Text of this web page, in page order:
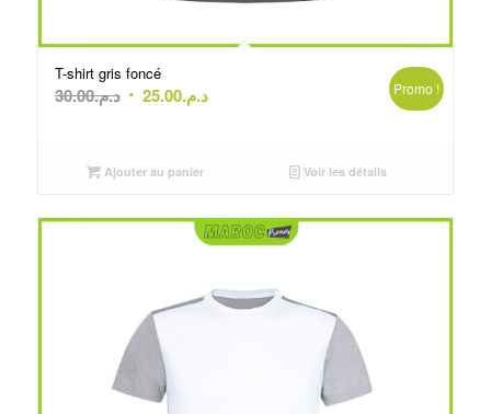
T-shirt gris foncé
د.م.30.00
Le
était :
د.م.25.00
Le
Promo !
Ajouter au panier Voir les détails